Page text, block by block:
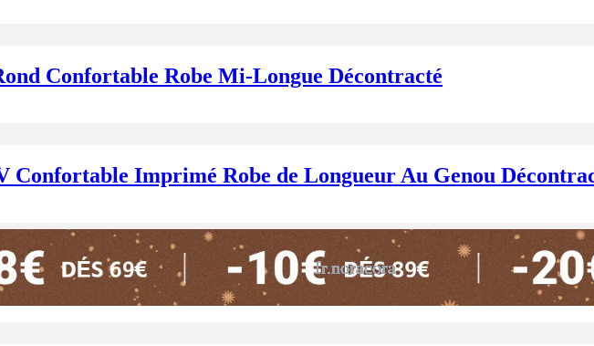
Confortable Robe Mi-Longue Décontracté
Confortable Imprimé Robe de Longueur Au Genou
Col Rond Confortable Robe Maxi Décontracté